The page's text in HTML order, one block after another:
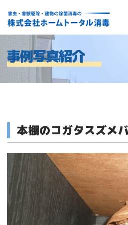
事例写真紹介
本棚のコガタスズメ